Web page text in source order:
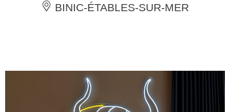
BINIC-ÉTABLES-SUR-MER